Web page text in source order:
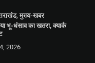
,मुख्य-खबर
भू-धंसाव का खतरा, क्यार्क
2026